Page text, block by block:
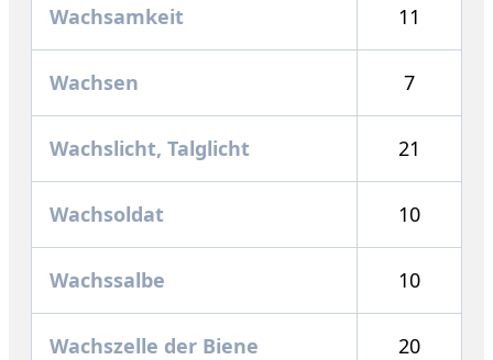
Wachsamkeit 11
Wachsen 7
Wachslicht, Talglicht 21
Wachsoldat 10
Wachssalbe 10
Wachszelle der Biene 20